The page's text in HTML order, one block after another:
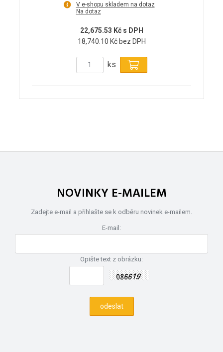
V e-shopu skladem na dotaz
Na dotaz
22,675.53 Kč s DPH
18,740.10 Kč bez DPH
ks
NOVINKY E-MAILEM
Zadejte e-mail a přihlašte se k odběru novinek e-mailem.
E-mail:
Opište text z obrázku: